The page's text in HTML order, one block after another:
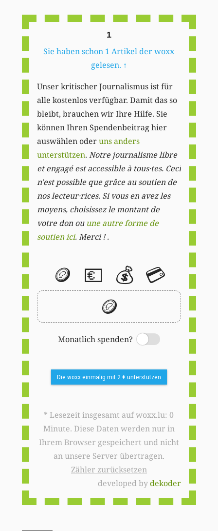
1
Sie haben schon 1 Artikel der woxx
gelesen. ↑
Unser kritischer Journalismus ist für
alle kostenlos verfügbar. Damit das so
bleibt, brauchen wir Ihre Hilfe. Sie
können Ihren Spendenbeitrag hier
auswählen oderuns anders
unterstützen. Notre journalisme libre
et engagé est accessible à tous·tes. Ceci
n'est possible que grâce au soutien de
nos lecteur·rices. Si vous en avez les
moyens, choisissez le montant de
votre don ou une autre forme de
soutien ici. Merci ! .
🪙 💶 💰 💳
🪙
Monatlich spenden?
Switch
Die woxx einmalig mit 2 € unterstützen
* Lesezeit insgesamt auf woxx.lu: 0
Minute. Diese Daten werden nur in
Ihrem Browser gespeichert und nicht
an unsere Server übertragen.
Zähler zurücksetzen
developed bydekoder